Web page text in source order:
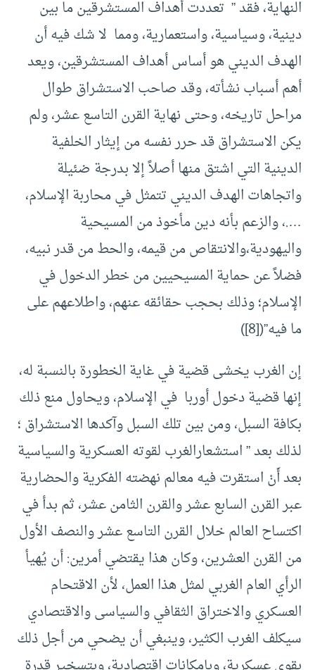
النهاية، فقد ” تعددت أهداف المستشرقين ما بين
دينية، وسياسية، واستعمارية، ومما لا شك فيه أن
الهدف الديني هو أساس أهداف المستشرقين، ويعد
أهم أسباب نشأته، وقد صاحب الاستشراق طوال
مراحل تاريخه، وحتى نهاية القرن التاسع عشر، ولم
يكن الاستشراق قد حرر نفسه من إيثار الخلفية
الدينية التي اشتق منها أصلاً إلا بدرجة ضئيلة
واتجاهات الهدف الديني تتمثل في محاربة الإسلام،
….، والزعم بأنه دين مأخوذ من المسيحية
واليهودية،والانتقاص من قيمه، والحط من قدر نبيه،
فضلاً عن حماية المسيحيين من خطر الدخول في
الإسلام؛ وذلك بحجب حقائقه عنهم، واطلاعهم على
ما فيه”([8])
إن الغرب يخشى قضية في غاية الخطورة بالنسبة له،
إنها قضية دخول أوربا في الإسلام، ويحاول منع ذلك
بكافة السبل، ومن بين تلك السبل وآكدها الاستشراق ؛
لذلك بعد ” استشعارالغرب لقوته العسكرية والسياسية
بعد أَنْ استقرت فيه معالم نهضته الفكرية والحضارية
عبر القرن السابع عشر والقرن الثامن عشر، ثم بدأ في
اكتساح العالم خلال القرن التاسع عشر والنصف الأول
من القرن العشرين، وكان هذا يقتضي أمرين: أن يُهيأ
الرأي العام الغربي لمثل هذا العمل، لأن الاقتحام
العسكري والاختراق الثقافي والسياسى والاقتصادي
سيكلف الغرب الكثير، وينبغي أن يضحي من أجل ذلك